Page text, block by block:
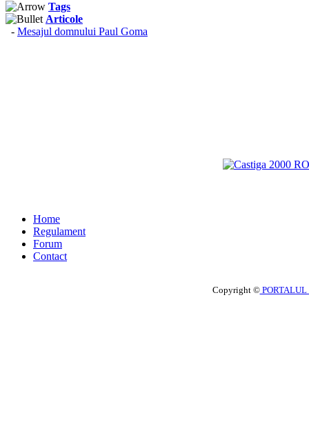
Tags
Articole
- Mesajul domnului Paul Goma
Home
Regulament
Forum
Contact
Copyright ©PORTALUL